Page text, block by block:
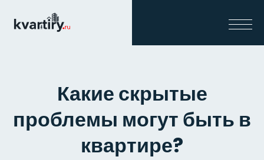
Какие скрытые
проблемы могут быть в
квартире?